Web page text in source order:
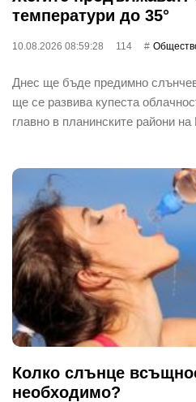
температури до 35°
10.08.2026 08:59:28 114
Днес ще бъде предимно
ще се развива купеста
главно в планинските райони
Колко слънце
необходимо?